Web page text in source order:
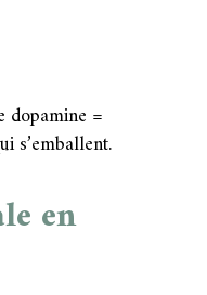
dopamine =
s’emballent.
en